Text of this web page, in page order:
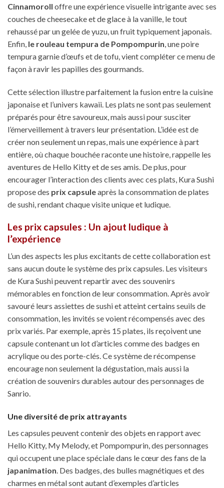
Cinnamoroll offre une expérience visuelle intrigante avec ses
couches de cheesecake et de glace à la vanille, le tout
rehaussé par un gelée de yuzu, un fruit typiquement japonais.
Enfin, le rouleau tempura de Pompompurin, une poire
tempura garnie d’œufs et de tofu, vient compléter ce menu de
façon à ravir les papilles des gourmands.
Cette sélection illustre parfaitement la fusion entre la cuisine
japonaise et l’univers kawaii. Les plats ne sont pas seulement
préparés pour être savoureux, mais aussi pour susciter
l’émerveillement à travers leur présentation. L’idée est de
créer non seulement un repas, mais une expérience à part
entière, où chaque bouchée raconte une histoire, rappelle les
aventures de Hello Kitty et de ses amis. De plus, pour
encourager l’interaction des clients avec ces plats, Kura Sushi
propose des prix capsuleaprès la consommation de plates
de sushi, rendant chaque visite unique et ludique.
Les prix capsules : Un ajout ludique à
l’expérience
L’un des aspects les plus excitants de cette collaboration est
sans aucun doute le système des prix capsules. Les visiteurs
de Kura Sushi peuvent repartir avec des souvenirs
mémorables en fonction de leur consommation. Après avoir
savouré leurs assiettes de sushi et atteint certains seuils de
consommation, les invités se voient récompensés avec des
prix variés. Par exemple, après 15 plates, ils reçoivent une
capsule contenant un lot d’articles comme des badges en
acrylique ou des porte-clés. Ce système de récompense
encourage non seulement la dégustation, mais aussi la
création de souvenirs durables autour des personnages de
Sanrio.
Une diversité de prix attrayants
Les capsules peuvent contenir des objets en rapport avec
Hello Kitty, My Melody, et Pompompurin, des personnages
qui occupent une place spéciale dans le cœur des fans de la
japanimation. Des badges, des bulles magnétiques et des
charmes en métal sont autant d’exemples d’articles